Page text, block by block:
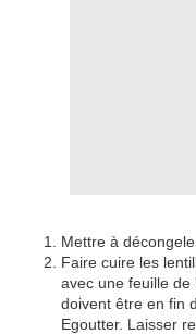
Mettre à
Faire cuire les
avec une feuille
doivent être en fin
Egoutter. Laisser